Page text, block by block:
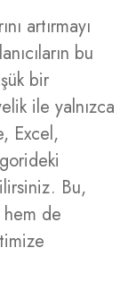
artırmayı
bu
bir
ile yalnızca
Excel,
Bu,
de